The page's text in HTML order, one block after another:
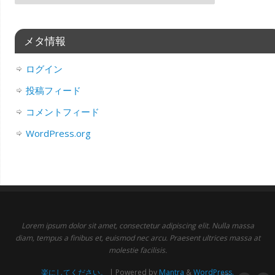
メタ情報
ログイン
投稿フィード
コメントフィード
WordPress.org
Lorem ipsum dolor sit amet, consectetur adipiscing elit. Nulla massa
diam, tempus a finibus et, euismod nec arcu. Praesent ultrices massa at
molestie facilisis.
楽にしてください。 | Powered by Mantra &WordPress.